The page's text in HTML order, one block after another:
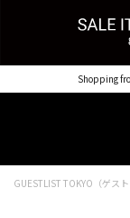
Shopping
【for NEW
GUESTLIST TOKYO（ゲス